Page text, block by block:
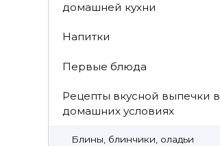
домашней кухни
Напитки
Первые блюда
Рецепты вкусной выпечки в
домашних условиях
Блины, блинчики, оладьи